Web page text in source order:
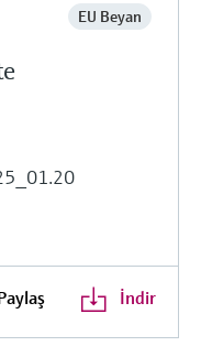
EU Beyan
İndir